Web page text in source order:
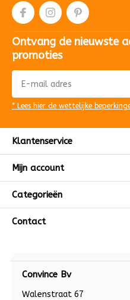
Ontvang de nieuwste
promoties
* Lees hier de wettelijke
Klantenservice
Mijn account
Categorieën
Contact
Convince Bv
Walenstraat 67